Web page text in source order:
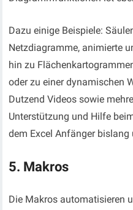
Dazu einige Beispiele:
Netzdiagramme, animierte
hin zu
oder zu einer dynamischen
Dutzend Videos sowie
Unterstützung und Hilfe
dem Excel Anfänger
5. Makros
Die Makros automatisieren